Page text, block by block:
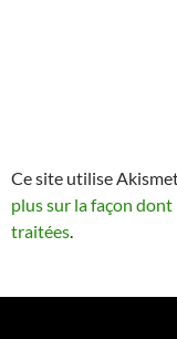
Ce site utilise
plus sur la façon
traitées.